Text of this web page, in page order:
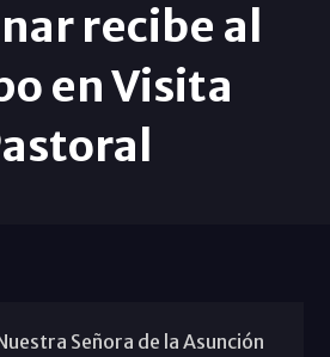
recibe al
en Visita
Señora de la Asunción